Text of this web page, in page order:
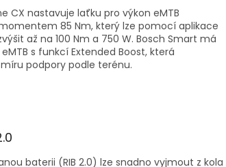
CX nastavuje laťku pro výkon eMTB
85 Nm, který lze pomocí aplikace
až na 100 Nm a 750 W. Bosch Smart má
s funkcí Extended Boost, která
podpory podle terénu.
baterii (RIB 2.0) lze snadno vyjmout z kola